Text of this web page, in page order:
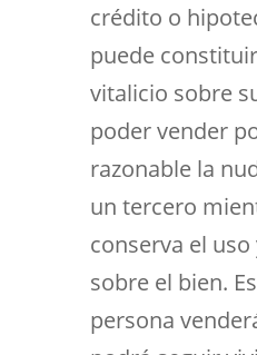
crédito o
puede
vitalicio sobre
poder vender
razonable la
un tercero
conserva el
sobre el bien.
persona